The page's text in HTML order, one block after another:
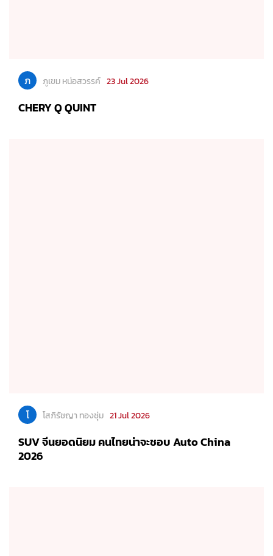
ภ ภูเขม หน่อสวรรค์ 23 Jul 2026
CHERY Q QUINT
โ โสภิรัชญา ทองชุ่ม 21 Jul 2026
SUV จีนยอดนิยม คนไทยน่าจะชอบ Auto China
2026